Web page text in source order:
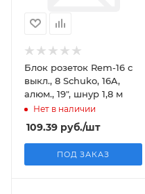
Блок розеток Rem-16 с
выкл., 8 Schuko, 16A,
алюм., 19", шнур 1,8 м
Нет в наличии
109.39 руб./шт
ПОД ЗАКАЗ